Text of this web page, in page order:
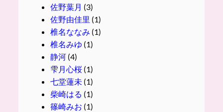
佐野葉月 (3)
佐野由佳里 (1)
椎名ななみ (1)
椎名みゆ (1)
静河(4)
雫月心桜(1)
七堂蓮未 (1)
柴崎はる (1)
篠崎みお (1)